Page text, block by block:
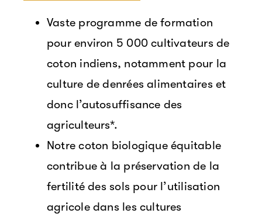
Vaste programme de formation
pour environ 5 000 cultivateurs de
coton indiens, notamment pour la
culture de denrées alimentaires et
donc l’autosuffisance des
agriculteurs*.
Notre coton biologique équitable
contribue à la préservation de la
fertilité des sols pour l’utilisation
agricole dans les cultures